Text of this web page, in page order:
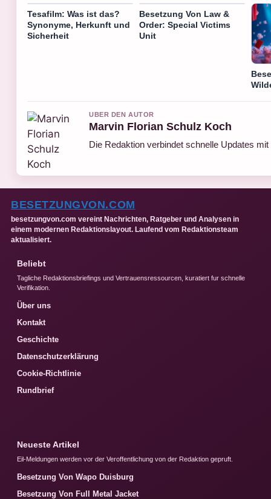
Tesafilm: Was ist das?
Synonyme, Herkunft und
Sicherheit
Besetzung Von Law &
Order: Special Victims
Unit
UBER DEN AUTOR
Marvin Florian Schulz Koch
Die Redaktion verbindet schnelle Updates
BESETZUNGVON.COM
besetzungvon.com vereint Nachrichten, Ratgeber und Analysen in
einem modernen Redaktionslayout. Laufend vom Redaktionsteam
aktualisiert.
Beliebt
Tagliche Redaktionsbriefings und Vertrauensressourcen, kuratiert fur schnelle
Verifikation.
Über uns
Kontakt
Geschichte
Datenschutzerklärung
Cookie-Richtlinie
Rundbrief
Neueste Artikel
Eil-Meldungen werden vor der Veroffentlichung von der Redaktion gepruft.
Besetzung Von Wapo Duisburg
Besetzung Von Full Metal Jacket